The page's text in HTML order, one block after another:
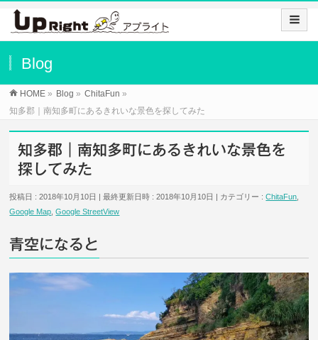
Blog
HOME » Blog » ChitaFun »
知多郡｜南知多町にあるきれいな景色を探してみた
知多郡｜南知多町にあるきれいな景色を
探してみた
投稿日 : 2018年10月10日 最終更新日時 : 2018年10月10日 カテゴリー :ChitaFun
Google Map ,Google StreetView
青空になると